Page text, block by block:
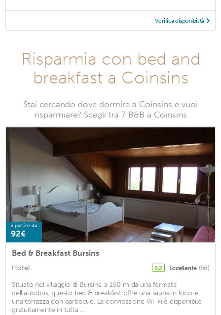
Verifica disponibilità
Risparmia con bed and
breakfast a Coinsins
Stai cercando dove dormire a Coinsins e vuoi
risparmiare? Scegli tra 7 B&B a Coinsins
a partire da
92€
Bed & Breakfast Bursins
Hotel 9,2 Eccellente (58)
Situato nel villaggio di Bursins, a 150 m da una fermata
dell'autobus, questo bed & breakfast offre una sauna in loco e
una terrazza con barbecue. La connessione Wi-Fi è disponibile
gratuitamente in tutta ...